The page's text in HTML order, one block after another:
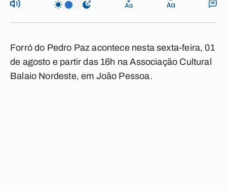
Forró do Pedro Paz acontece nesta sexta-feira, 01
de agosto e partir das 16h na Associação Cultural
Balaio Nordeste, em João Pessoa.